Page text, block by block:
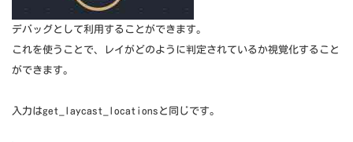
デバッグとして利用することができます。
これを使うことで、レイがどのように判定されているか視覚化すること
ができます。
入力はget_laycast_locationsと同じです。